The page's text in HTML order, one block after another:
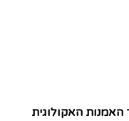
האמנות האקולוגית